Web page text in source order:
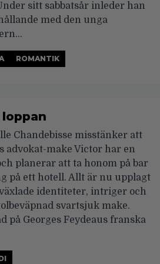
sitt sabbatsår inleder han
med den unga
ROMANTIK
loppan
Chandebisse misstänker att
advokat-make Victor har en
planerar att ta honom på bar
på ett hotell. Allt är nu upplagt
identiteter, intriger och
svartsjuk make.
på Georges Feydeaus franska